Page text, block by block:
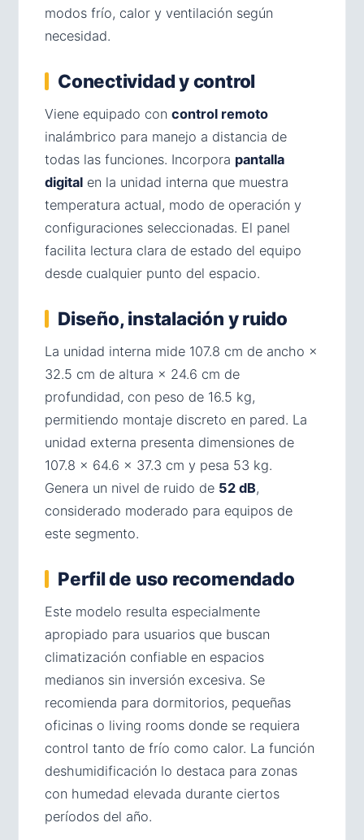
modos frío, calor y ventilación según
necesidad.
Conectividad y control
Viene equipado con control remoto
inalámbrico para manejo a distancia de
todas las funciones. Incorpora pantalla
digital en la unidad interna que muestra
temperatura actual, modo de operación y
configuraciones seleccionadas. El panel
facilita lectura clara de estado del equipo
desde cualquier punto del espacio.
Diseño, instalación y ruido
La unidad interna mide 107.8 cm de ancho ×
32.5 cm de altura × 24.6 cm de
profundidad, con peso de 16.5 kg,
permitiendo montaje discreto en pared. La
unidad externa presenta dimensiones de
107.8 × 64.6 × 37.3 cm y pesa 53 kg.
Genera un nivel de ruido de 52 dB,
considerado moderado para equipos de
este segmento.
Perfil de uso recomendado
Este modelo resulta especialmente
apropiado para usuarios que buscan
climatización confiable en espacios
medianos sin inversión excesiva. Se
recomienda para dormitorios, pequeñas
oficinas o living rooms donde se requiera
control tanto de frío como calor. La función
deshumidificación lo destaca para zonas
con humedad elevada durante ciertos
períodos del año.